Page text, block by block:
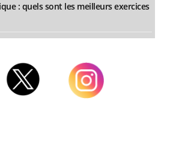
: quels sont les meilleurs exercices